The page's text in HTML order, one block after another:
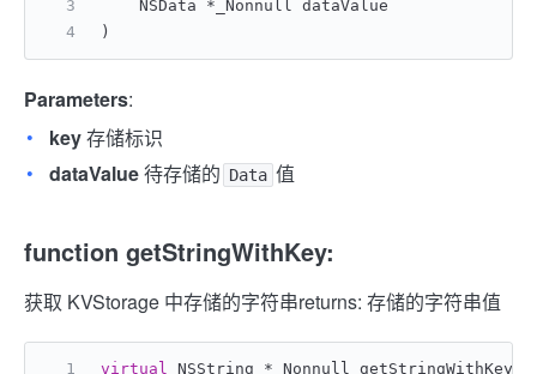
    NSData *_Nonnull dataValue
)
Parameters:
key存储标识
dataValue待存储的 Data 值
function getStringWithKey:
获取 KVStorage 中存储的字符串returns: 存储的字符串值
virtual NSString *_Nonnull getStringWithKey:(